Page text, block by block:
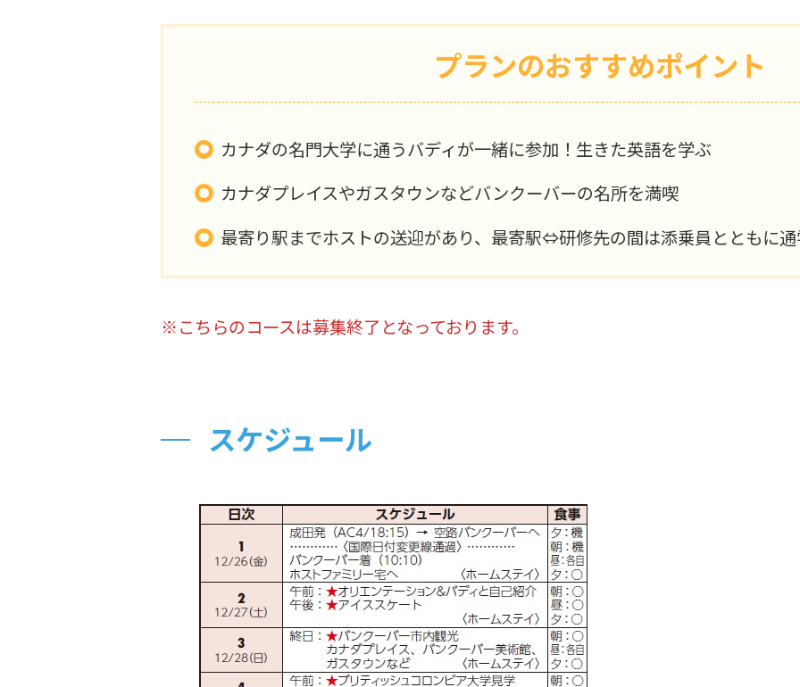
プランのおすすめポイント
カナダの名門大学に通うバディが一緒に参加！生きた英語を学ぶ
カナダプレイスやガスタウンなどバンクーバーの名所を満喫
最寄り駅までホストの送迎があり、最寄駅⇔研修先の間は添乗員とともに
※こちらのコースは募集終了となっております。
スケジュール